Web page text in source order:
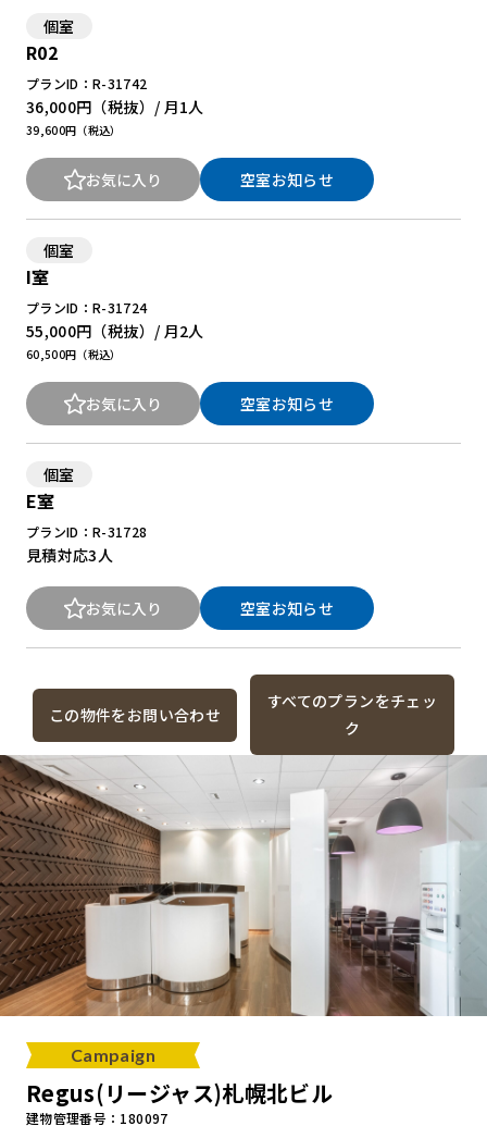
個室
R02
プランID：R-31742
36,000円 （税抜）/ 月
39,600円（税込）
1人
お気に入り 空室お知らせ
個室
I室
プランID：R-31724
55,000円 （税抜）/ 月
60,500円（税込）
2人
お気に入り 空室お知らせ
個室
E室
プランID：R-31728
見積対応3人
お気に入り 空室お知らせ
この物件をお問い合わせ
すべてのプランをチェッ
ク
Campaign
Regus(リージャス)札幌北ビル
建物管理番号：180097